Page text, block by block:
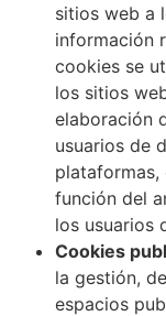
sitios web a
información
cookies se
los sitios
elaboración
usuarios de
función del
los usuarios
Cookies
la gestión,
espacios